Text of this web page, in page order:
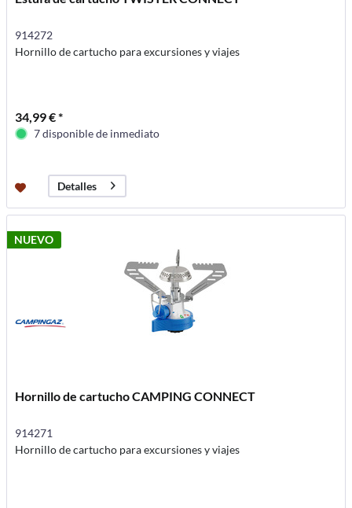
914272
Hornillo de cartucho para excursiones y viajes
34,99 € *
7 disponible de inmediato
Detalles
NUEVO
Hornillo de cartucho CAMPING CONNECT
914271
Hornillo de cartucho para excursiones y viajes